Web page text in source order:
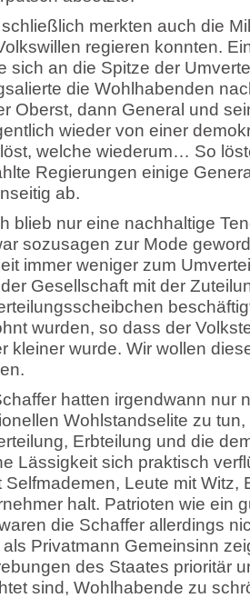
merkten auch die
regieren konnten.
sich an die Spitze der
die Wohlhabenden
Oberst, dann General und
wieder von einer
welche wiederum… So
Regierungen einige
ab.
blieb nur eine nachhaltige
sozusagen zur Mode
immer weniger zum
Gesellschaft mit der
wurden, so dass der
kleiner wurde. Wir wollen
hatten irgendwann nur
Wohlstandselite zu
Erbteilung und die
Lässigkeit sich praktisch
Selfmademen, Leute mit Witz,
halt. Patrioten wie ein
die Schaffer allerdings
Privatmann Gemeinsinn
des Staates prioritär
sind, Wohlhabende zu